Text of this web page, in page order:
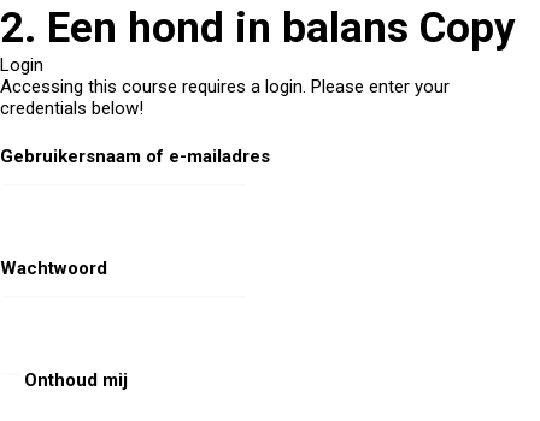
2. Een hond in balans Copy
Login
Accessing this course requires a login. Please enter your
credentials below!
Gebruikersnaam of e-mailadres
Wachtwoord
Onthoud mij